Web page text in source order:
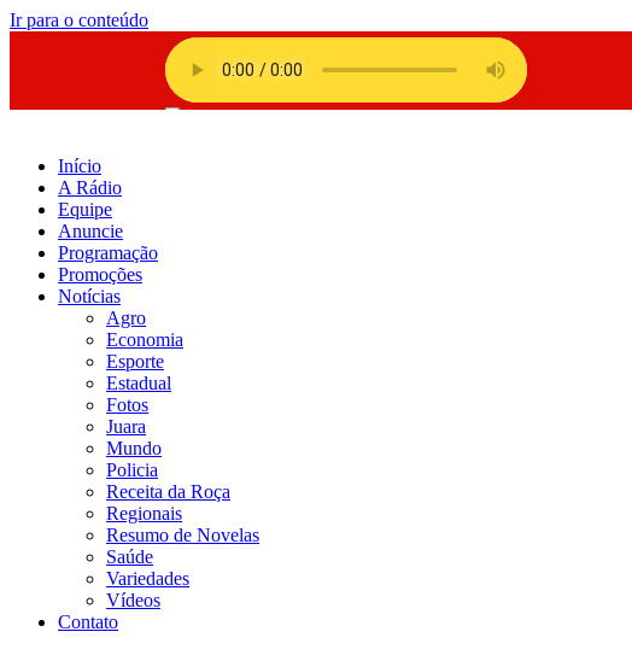
Ir para o conteúdo
Início
A Rádio
Equipe
Anuncie
Programação
Promoções
Notícias
Agro
Economia
Esporte
Estadual
Fotos
Juara
Mundo
Policia
Receita da Roça
Regionais
Resumo de Novelas
Saúde
Variedades
Vídeos
Contato